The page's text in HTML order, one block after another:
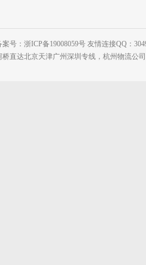
号：浙ICP备19008059号 友情连接QQ：
直达北京天津广州深圳专线，杭州物流公